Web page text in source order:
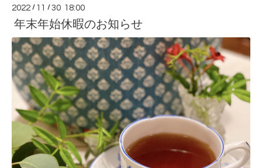
2022 / 11 /30 18:00
年末年始休暇のお知らせ